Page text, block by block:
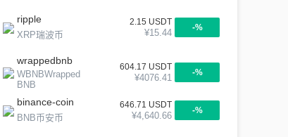
ripple
XRP瑞波币
2.15 USDT
¥15.44 -%
wrappedbnb
WBNBWrapped
BNB
604.17 USDT
¥4076.41 -%
binance-coin
BNB币安币
646.71 USDT
¥4,640.66 -%